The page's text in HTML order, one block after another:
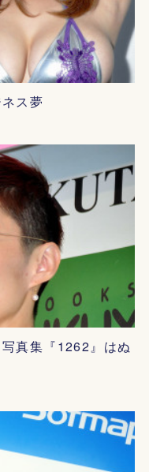
ス夢
真集『1262』はぬ